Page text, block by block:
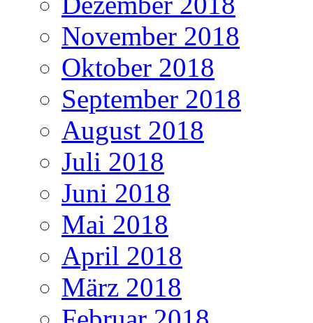
November 2018
Oktober 2018
September 2018
August 2018
Juli 2018
Juni 2018
Mai 2018
April 2018
März 2018